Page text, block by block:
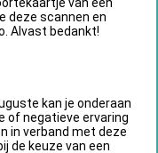
deze scannen en
. Alvast bedankt!
kan je onderaan
of negatieve ervaring
in verband met deze
de keuze van een